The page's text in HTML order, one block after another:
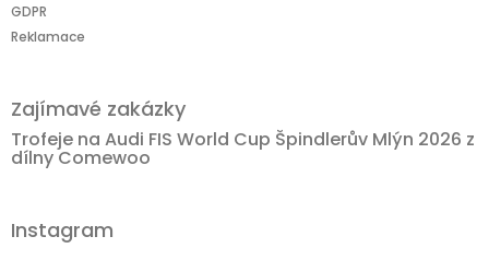
GDPR
Reklamace
Zajímavé zakázky
Trofeje na Audi FIS World Cup Špindlerův Mlýn 2026 z
dílny Comewoo
Instagram